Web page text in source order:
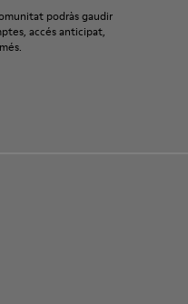
podràs gaudir
accés anticipat,